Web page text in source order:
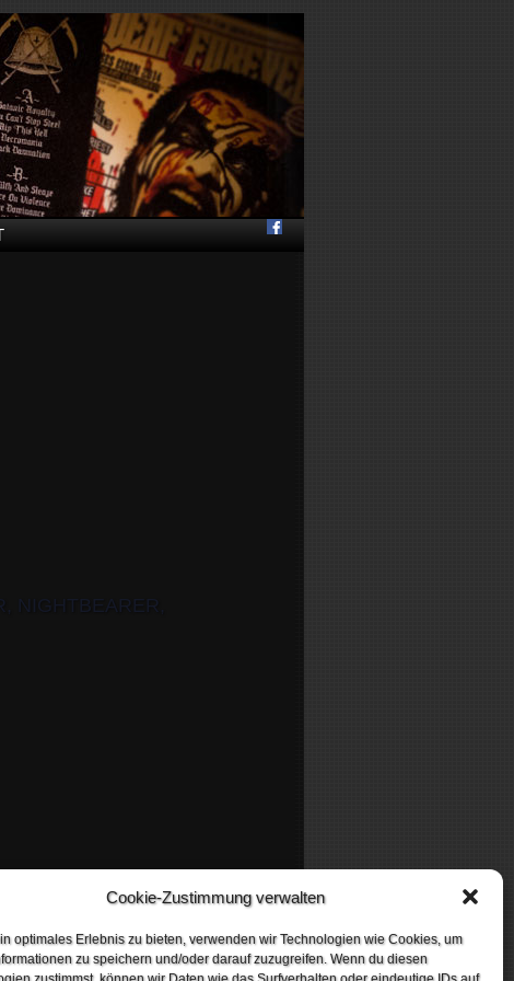
Cookie-Zustimmung verwalten
optimales Erlebnis zu bieten, verwenden wir Technologien wie Cookies, um
zu speichern und/oder darauf zuzugreifen. Wenn du diesen
NIGHTBEARER,
MORK, SOULBURN